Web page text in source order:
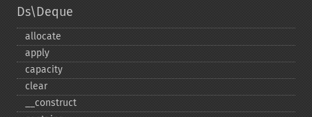
Ds\Deque
allocate
apply
capacity
clear
_​_​construct